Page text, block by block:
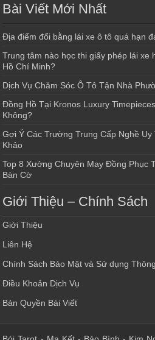
Bài Viết Mới Nhất
Địa điểm đổi bằng lái xe ô tô quá hạn
Trung tâm nào học thi giấy phép lái xe
Hồ Chí Minh?
Dịch Vụ Chăm Sóc Ô Tô Tận Nhà
Đồng Hồ Tại Kronos Luxury
Không?
Gợi Ý Các Trường Trung Cấp Nghề
Khảo
Top 8 Xưởng Chuyên May Đồng Phục
Bàn Cờ
Giới Thiệu – Chính Sách
Giới Thiệu
Liên Hệ
Chính Sách Bảo Mật và Sử dụng
Điều Khoản Dịch Vụ
Bản Quyền Bài Viết